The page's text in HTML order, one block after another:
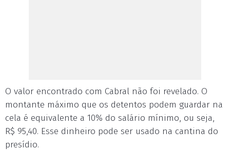
O valor encontrado com Cabral não foi revelado. O
montante máximo que os detentos podem guardar na
cela é equivalente a 10% do salário mínimo, ou seja,
R$ 95,40. Esse dinheiro pode ser usado na cantina do
presídio.